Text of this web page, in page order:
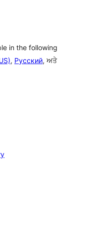
in the following
, Русский, ਅਤੇ